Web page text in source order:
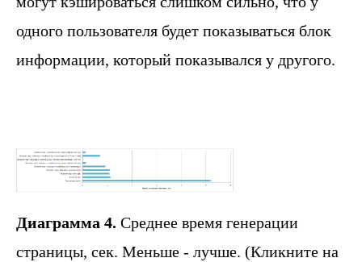
одного пользователя будет показываться блок
информации, который показывался у другого.
Диаграмма 4. Среднее время генерации
страницы, сек. Меньше - лучше. (Кликните на